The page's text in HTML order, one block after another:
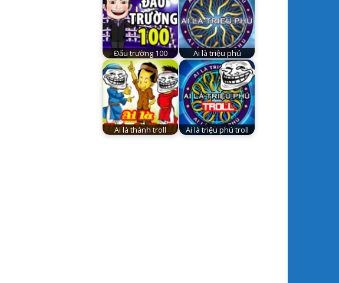
Đấu trường 100 Ai là triệu phú
Ai là thánh troll Ai là triệu phú troll